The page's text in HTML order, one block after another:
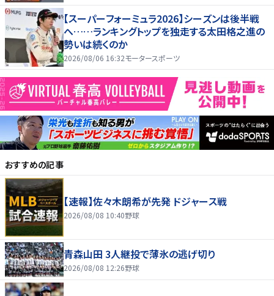
【スーパーフォーミュラ2026】シーズンは後半戦
へ……ランキングトップを独走する太田格之進の
勢いは続くのか
2026/08/06 16:32モータースポーツ
おすすめの記事
【速報】佐々木朗希が先発 ドジャース戦
2026/08/08 10:40野球
青森山田 3人継投で薄氷の逃げ切り
2026/08/08 12:26野球